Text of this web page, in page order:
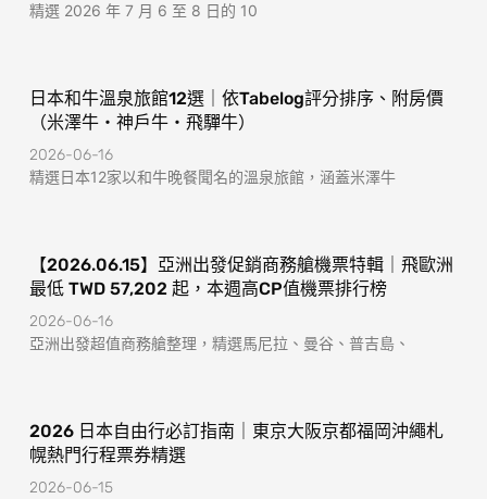
精選 2026 年 7 月 6 至 8 日的 10
日本和牛溫泉旅館12選｜依Tabelog評分排序、附房價
（米澤牛・神戶牛・飛驒牛）
2026-06-16
精選日本12家以和牛晚餐聞名的溫泉旅館，涵蓋米澤牛
【2026.06.15】亞洲出發促銷商務艙機票特輯｜飛歐洲
最低 TWD 57,202 起，本週高CP值機票排行榜
2026-06-16
亞洲出發超值商務艙整理，精選馬尼拉、曼谷、普吉島、
2026 日本自由行必訂指南｜東京大阪京都福岡沖繩札
幌熱門行程票券精選
2026-06-15